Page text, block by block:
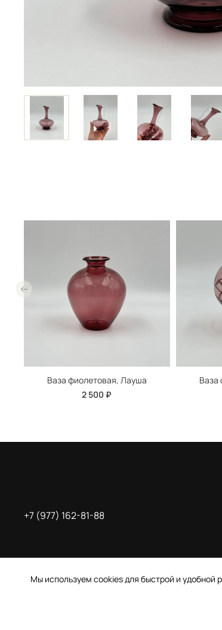
Ваза фиолетовая, Лауша
2 500 ₽
Ваза
+7 (977) 162-81-88
Мы используем cookies для быстрой и удобной